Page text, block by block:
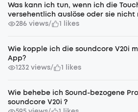
Was kann ich tun, wenn ich die
versehentlich auslöse oder sie nicht
286 views/ 1 likes
Wie kopple ich die soundcore V20i
App?
1232 views/ 1 likes
Wie behebe ich Sound-bezogene
soundcore V20i？